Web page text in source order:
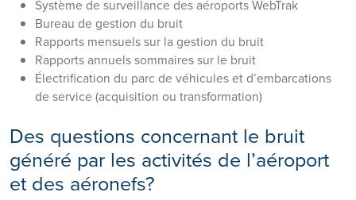
Système de surveillance des aéroports WebTrak
Bureau de gestion du bruit
Rapports mensuels sur la gestion du bruit
Rapports annuels sommaires sur le bruit
Électrification du parc de véhicules et d’embarcations
de service (acquisition ou transformation)
Des questions concernant le bruit
généré par les activités de l’aéroport
et des aéronefs?